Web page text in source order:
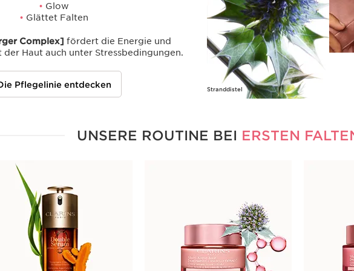
Stranddistel
• Glow
• Glättet Falten
Complex] fördert die Energie und
Haut auch unter Stressbedingungen.
Pflegelinie entdecken
UNSERE ROUTINE BEI ERSTEN